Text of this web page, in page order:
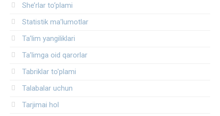
She’rlar to‘plami
Statistik ma’lumotlar
Ta’lim yangiliklari
Ta’limga oid qarorlar
Tabriklar to'plami
Talabalar uchun
Tarjimai hol